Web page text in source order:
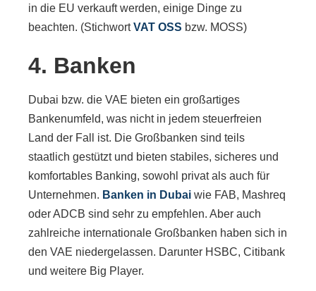
in die EU verkauft werden, einige Dinge zu
beachten. (StichwortVAT OSS bzw. MOSS)
4. Banken
Dubai bzw. die VAE bieten ein großartiges
Bankenumfeld, was nicht in jedem steuerfreien
Land der Fall ist. Die Großbanken sind teils
staatlich gestützt und bieten stabiles, sicheres und
komfortables Banking, sowohl privat als auch für
Unternehmen. Banken in Dubai wie FAB, Mashreq
oder ADCB sind sehr zu empfehlen. Aber auch
zahlreiche internationale Großbanken haben sich in
den VAE niedergelassen. Darunter HSBC, Citibank
und weitere Big Player.